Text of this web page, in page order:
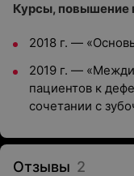
Курсы, повышение
2018 г. —
2019 г. —
пациентов к
сочетании с
Отзывы 2